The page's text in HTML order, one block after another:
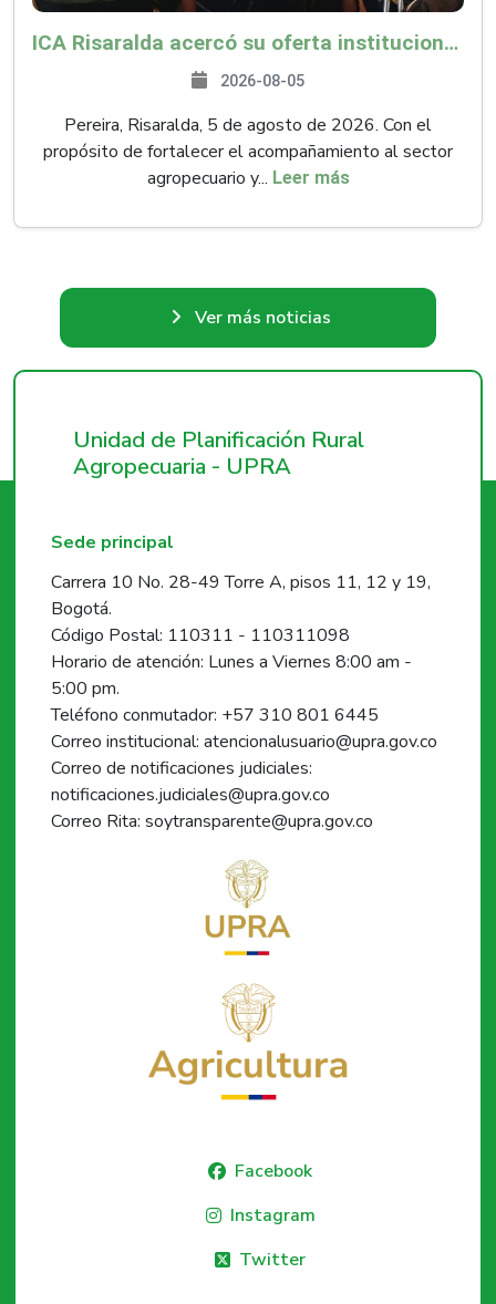
ICA Risaralda acercó su oferta institucional a productores y emprendedores en Expocamello
2026-08-05
Pereira, Risaralda, 5 de agosto de 2026. Con el
propósito de fortalecer el acompañamiento al sector
agropecuario y... Leer más
Ver más noticias
Unidad de Planificación Rural
Agropecuaria - UPRA
Sede principal
Carrera 10 No. 28-49 Torre A, pisos 11, 12 y 19,
Bogotá.
Código Postal: 110311 - 110311098
Horario de atención: Lunes a Viernes 8:00 am -
5:00 pm.
Teléfono conmutador: +57 310 801 6445
Correo institucional: atencionalusuario@upra.gov.co
Correo de notificaciones judiciales:
notificaciones.judiciales@upra.gov.co
Correo Rita: soytransparente@upra.gov.co
Facebook
Instagram
Twitter